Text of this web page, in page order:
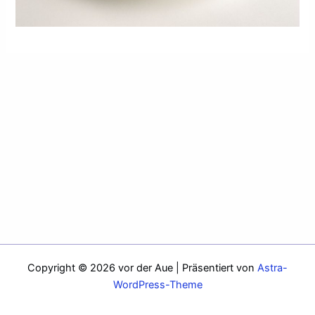
Copyright © 2026 vor der Aue | Präsentiert von Astra-
WordPress-Theme